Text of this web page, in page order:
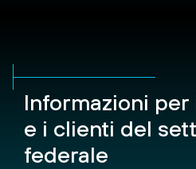
Informazioni
e i clienti del
federale